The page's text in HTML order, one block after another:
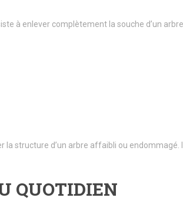
à enlever complètement la souche d’un
structure d’un arbre affaibli ou endommagé.
QUOTIDIEN